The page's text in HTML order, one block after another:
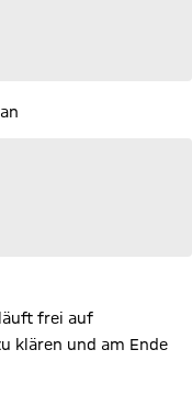
frei auf
klären und am Ende